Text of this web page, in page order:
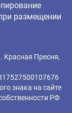
размещении
Красная Пресня,
знака на сайте
РФ